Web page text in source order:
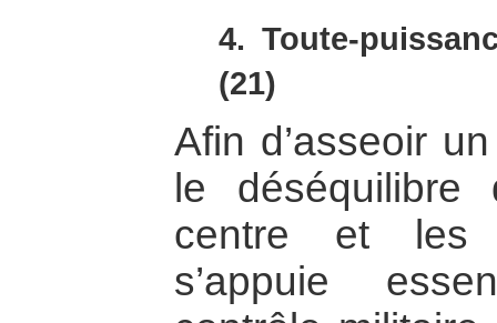
4. Toute-
(21)
Afin d’asseoir
le
centre et les
s’appuie